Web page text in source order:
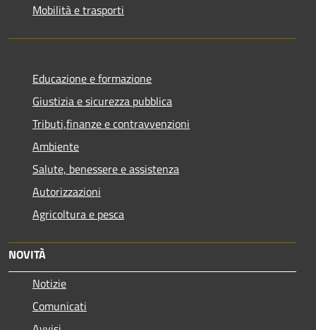
Mobilità e trasporti
Educazione e formazione
Giustizia e sicurezza pubblica
Tributi,finanze e contravvenzioni
Ambiente
Salute, benessere e assistenza
Autorizzazioni
Agricoltura e pesca
NOVITÀ
Notizie
Comunicati